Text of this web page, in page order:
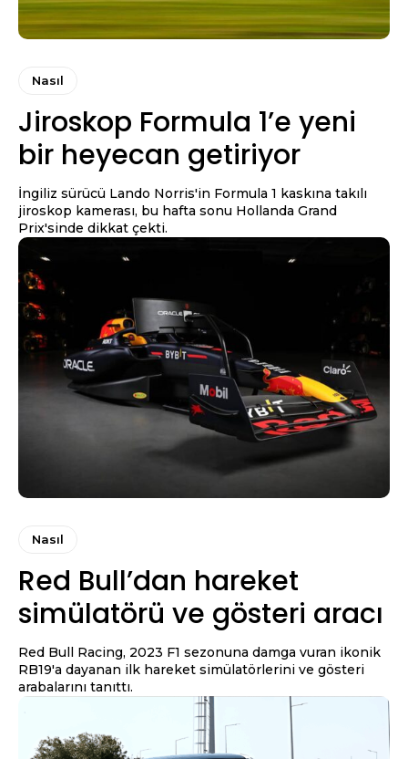
Nasıl
Jiroskop Formula 1’e yeni
bir heyecan getiriyor
İngiliz sürücü Lando Norris'in Formula 1 kaskına takılı
jiroskop kamerası, bu hafta sonu Hollanda Grand
Prix'sinde dikkat çekti.
Nasıl
Red Bull’dan hareket
simülatörü ve gösteri aracı
Red Bull Racing, 2023 F1 sezonuna damga vuran ikonik
RB19'a dayanan ilk hareket simülatörlerini ve gösteri
arabalarını tanıttı.